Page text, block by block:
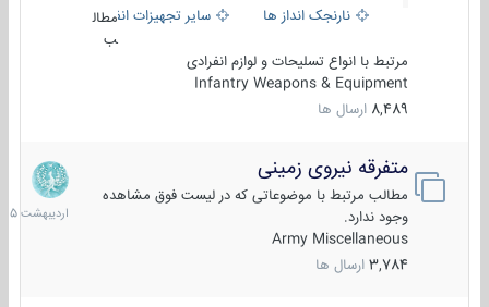
نارنجک انداز ها
سایر تجهیزات انفرادی
مطال
ب
مرتبط با انواع تسلیحات و لوازم انفرادی
Infantry Weapons & Equipment
8,489 ارسال ها
متفرقه نیروی زمینی
مطالب مرتبط با موضوعاتی که در لیست فوق مشاهده
وجود ندارد.
Army Miscellaneous
3,784 ارسال ها
27
1405